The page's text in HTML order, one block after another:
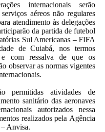
internacionais serão
aéreos não regulares
atendimento às delegações
da partida de futebol
Sul Americanas – FIFA
de Cuiabá, nos termos
e com ressalva de que os
observar as normas vigentes
permitidas atividades de
sanitário das aeronaves
autorizados nessa
realizados pela Agência
Anvisa.